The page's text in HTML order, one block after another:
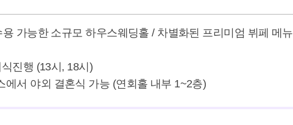
가능한 소규모 하우스웨딩홀 / 차별화된 프리미엄 뷔페 메뉴
진행 (13시, 18시)
에서 야외 결혼식 가능 (연회홀 내부 1~2층)